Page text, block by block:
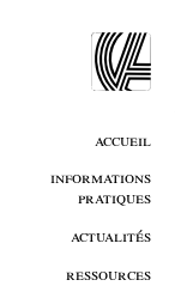
accueil
informations
pratiques
actualités
ressources